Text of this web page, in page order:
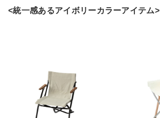
<統一感あるアイボリーカラーアイテム>